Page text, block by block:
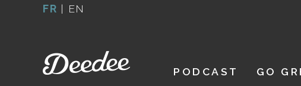
FR | EN
PODCAST GO